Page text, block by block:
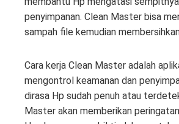
penyimpanan. Clean Master bisa
sampah file kemudian
Cara kerja Clean Master adalah
mengontrol keamanan dan
dirasa Hp sudah penuh atau
Master akan memberikan